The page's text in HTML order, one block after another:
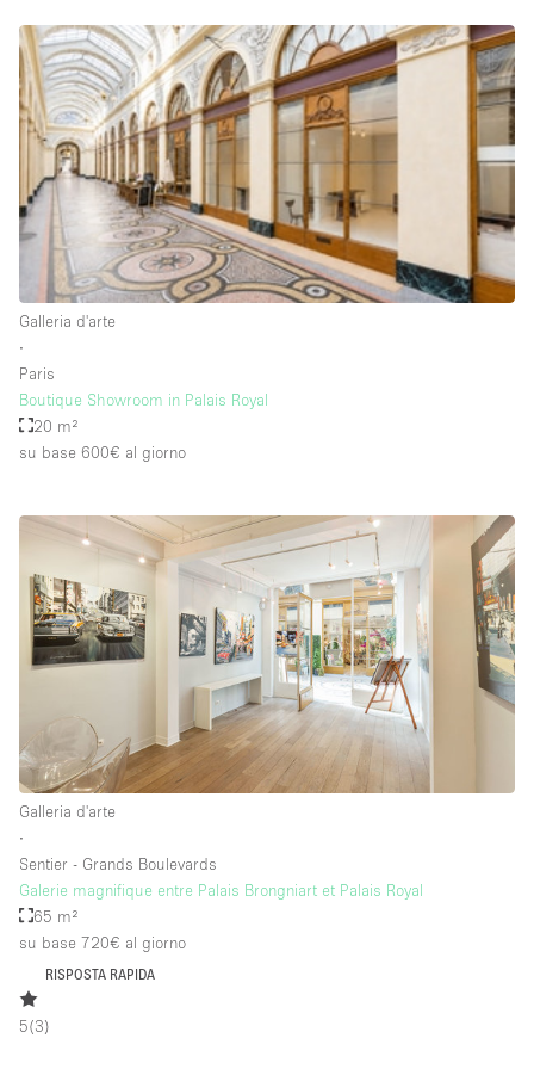
Raw
Riscaldamento
Sistema di sicurezza
Smoking Area
Soundproof
Spazio living
Stile Haussmann
Terrace
Vetrina
Vista incredibile
Whitebox / Minimal
Piano/Accesso
Piano terra su corte
Piano terra su strada
Centro commerciale
Di sopra
Altro
Galleria d'arte
∙
Paris
Boutique Showroom in Palais Royal
20 m²
su base 600€ al giorno
Galleria d'arte
∙
Sentier - Grands Boulevards
Galerie magnifique entre Palais Brongniart et Palais Royal
65 m²
su base 720€ al giorno
RISPOSTA RAPIDA
5(3)